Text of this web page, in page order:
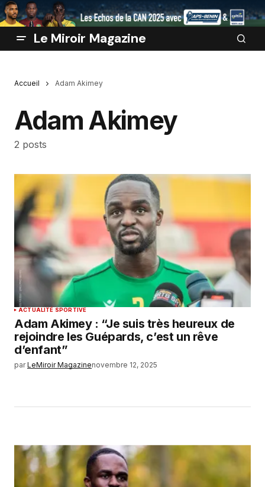
Le Miroir Magazine
Accueil Adam Akimey
Adam Akimey
2 posts
ACTUALITÉ SPORTIVE
Adam Akimey : “Je suis très heureux de
rejoindre les Guépards, c’est un rêve
d’enfant”
par LeMiroir Magazinenovembre 12, 2025